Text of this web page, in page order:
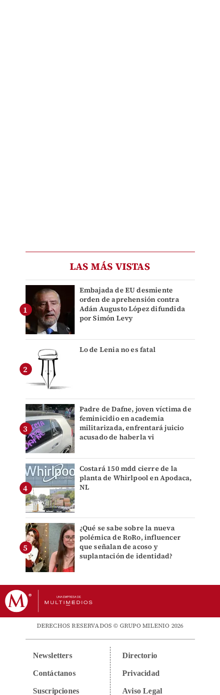
LAS MÁS VISTAS
Embajada de EU desmiente
orden de aprehensión contra
Adán Augusto López difundida
por Simón Levy
Lo de Lenia no es fatal
Padre de Dafne, joven víctima de
feminicidio en academia
militarizada, enfrentará juicio
acusado de haberla vi
Costará 150 mdd cierre de la
planta de Whirlpool en Apodaca,
NL
¿Qué se sabe sobre la nueva
polémica de RoRo, influencer
que señalan de acoso y
suplantación de identidad?
DERECHOS RESERVADOS © GRUPO MILENIO 2026
Newsletters
Contáctanos
Suscripciones
Directorio
Privacidad
Aviso Legal